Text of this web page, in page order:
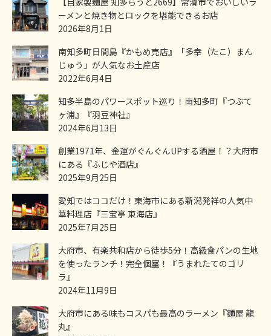
ーメンと焼き物とロックを堪能できるお店
2026年8月1日
南知多町日間島『かもめ売店』「多幸（たこ）まん
じゅう」が人気なお土産店
2022年6月4日
知多半島のパワースポット巡り！南知多町『つぶて
ヶ浦』『羽豆神社』
2024年6月13日
創業1971年、金運がぐんぐんUPする酒屋！？大府市
にある『ふじや酒店』
2025年9月25日
愛知ではココだけ！東海市にある新潟発祥の人気中
華料理店『三宝亭 東海店』
2025年7月25日
大府市、有楽共和店から徒歩5分！高級食パンの生地
を使ったランチ！完全個室！『うまれたてのゴリ
ラ』
2024年11月9日
大府市にある味もコスパも最高のラーメン『麵屋 龍
丸』